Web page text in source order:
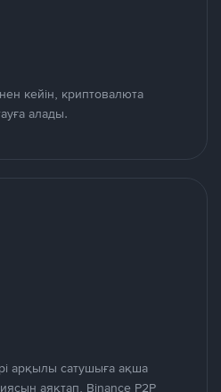
кейін, криптовалюта
алады.
арқылы сатушыға ақша
аяқтап, Binance P2P